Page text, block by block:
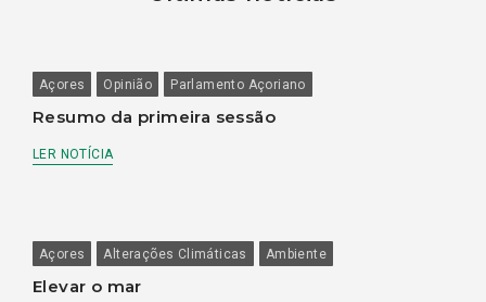
Açores Opinião Parlamento Açoriano
Resumo da primeira sessão
LER NOTÍCIA
Açores Alterações Climáticas Ambiente
Elevar o mar